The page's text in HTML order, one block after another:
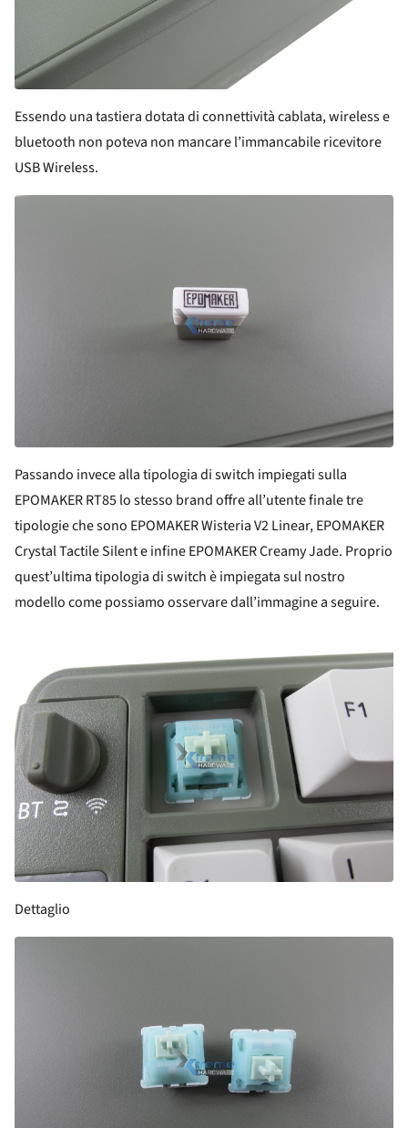
Essendo una tastiera dotata di connettività cablata, wireless e
bluetooth non poteva non mancare l’immancabile ricevitore
USB Wireless.
Passando invece alla tipologia di switch impiegati sulla
EPOMAKER RT85 lo stesso brand offre all’utente finale tre
tipologie che sono EPOMAKER Wisteria V2 Linear, EPOMAKER
Crystal Tactile Silent e infine EPOMAKER Creamy Jade. Proprio
quest’ultima tipologia di switch è impiegata sul nostro
modello come possiamo osservare dall’immagine a seguire.
Dettaglio